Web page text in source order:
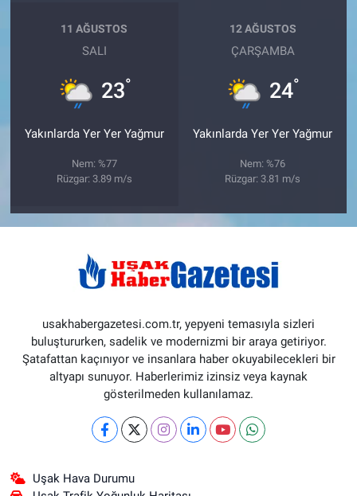
11 AĞUSTOS
SALI
23°
Yakınlarda Yer Yer Yağmur
Nem: %77
Rüzgar: 3.89 m/s
12 AĞUSTOS
ÇARŞAMBA
24°
Yakınlarda Yer Yer Yağmur
Nem: %76
Rüzgar: 3.81 m/s
usakhabergazetesi.com.tr, yepyeni temasıyla sizleri
buluştururken, sadelik ve modernizmi bir araya getiriyor.
Şatafattan kaçınıyor ve insanlara haber okuyabilecekleri bir
altyapı sunuyor. Haberlerimiz izinsiz veya kaynak
gösterilmeden kullanılamaz.
Uşak Hava Durumu